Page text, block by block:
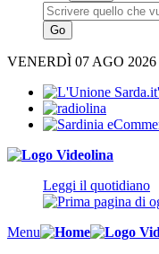
VENERDÌ 07 AGO 2026
Leggi il quotidiano
Menu